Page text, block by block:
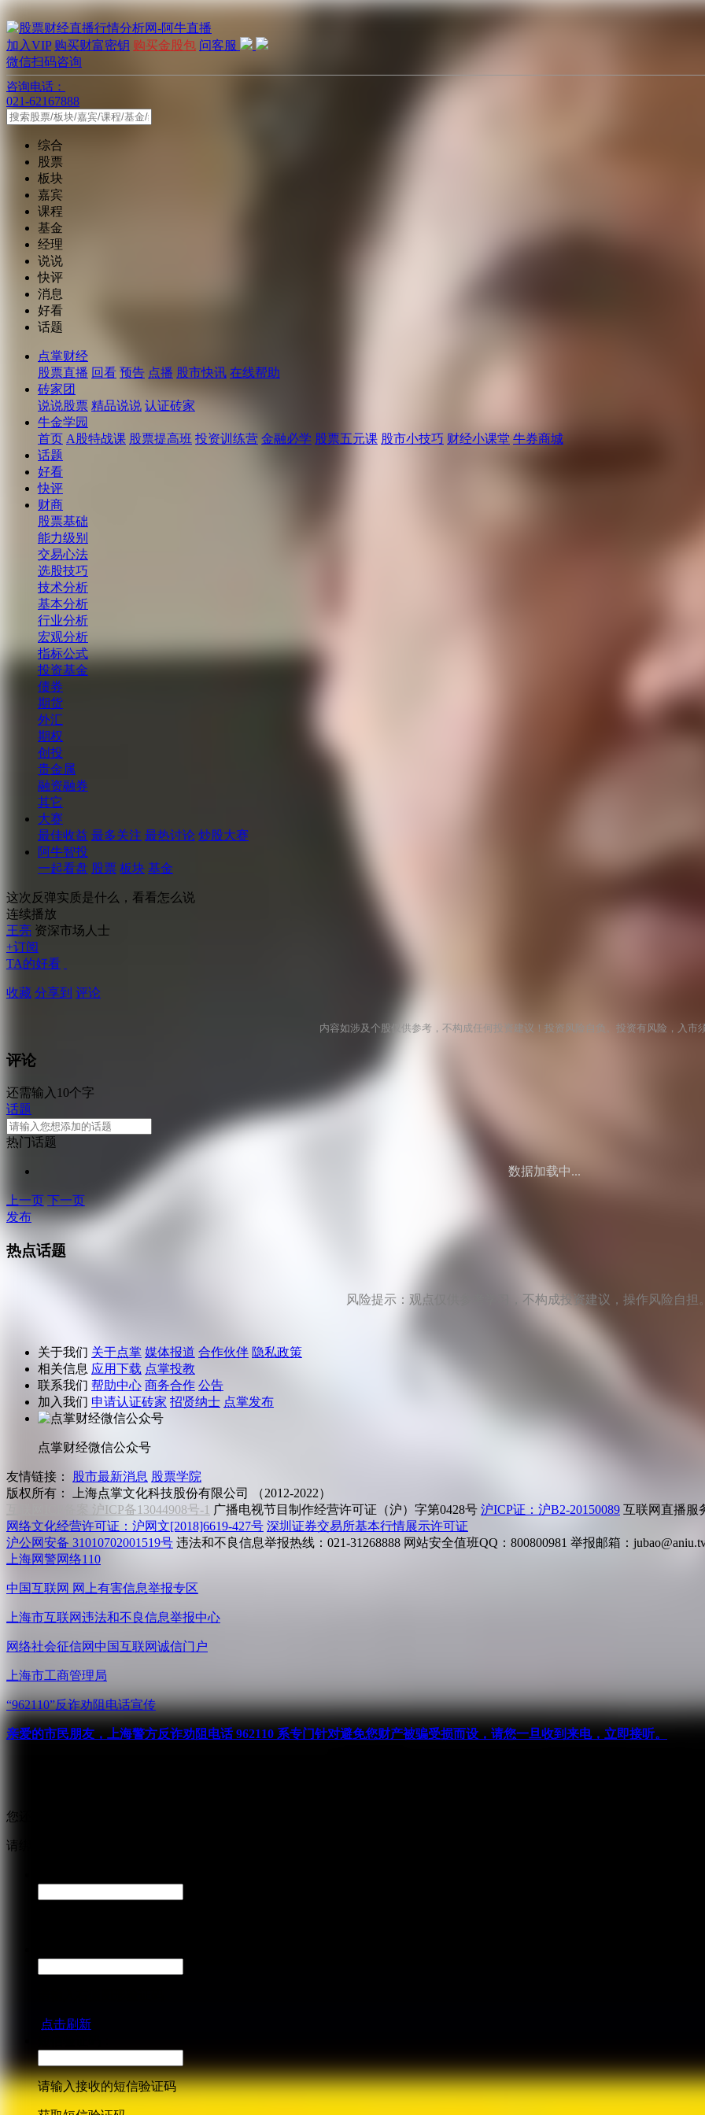
加入VIP 购买财富密钥 购买金股包 问客服
微信扫码咨询
咨询电话：
021-62167888
综合
股票
板块
嘉宾
课程
基金
经理
说说
快评
消息
好看
话题
点掌财经
股票直播 回看 预告 点播 股市快讯 在线帮助
砖家团
说说股票 精品说说 认证砖家
牛金学园
首页 A股特战课 股票提高班 投资训练营 金融必学 股票五元课 股市小技巧 财经小课堂 牛券商城
话题
好看
快评
财商
股票基础
能力级别
交易心法
选股技巧
技术分析
基本分析
行业分析
宏观分析
指标公式
投资基金
债券
期货
外汇
期权
创投
贵金属
融资融券
其它
大赛
最佳收益 最多关注 最热讨论 炒股大赛
阿牛智投
一起看盘 股票 板块 基金
这次反弹实质是什么，看看怎么说
连续播放
王亮 资深市场人士
+订阅
TA的好看
收藏 分享到 评论
内容如涉及个股仅供参考，不构成任何投资建议！投资风险自负。投资有风险，入市
评论
还需输入10个字
话题
热门话题
数据加载中...
上一页 下一页
发布
热点话题
风险提示：观点仅供参考学习，不构成投资建议，操作风险自担
关于我们 关于点掌 媒体报道 合作伙伴 隐私政策
相关信息 应用下载 点掌投教
联系我们 帮助中心 商务合作 公告
加入我们 申请认证砖家 招贤纳士 点掌发布
点掌财经微信公众号
友情链接： 股市最新消息 股票学院
版权所有：
上海点掌文化科技股份有限公司 （2012-2022）
互联网ICP备案 沪ICP备13044908号-1 广播电视节目制作经营许可证（沪）字第0428号 沪ICP证：沪B2-20150089 互联网直播服
网络文化经营许可证：沪网文[2018]6619-427号 深圳证券交易所基本行情展示许可证
沪公网安备 31010702001519号 违法和不良信息举报热线：021-31268888 网站安全值班QQ：800800981 举报邮箱：
上海网警网络110
中国互联网 网上有害信息举报专区
上海市互联网违法和不良信息举报中心
网络社会征信网 中国互联网诚信门户
上海市工商管理局
“962110”反诈劝阻电话宣传
亲爱的市民朋友，上海警方反诈劝阻电话 962110 系专门针对避免您财产被骗受损而设，请您一旦收到来电，立即接听。
您还未绑定手机号
请绑定手机号码，进行实名认证。
点击刷新
请输入接收的短信验证码